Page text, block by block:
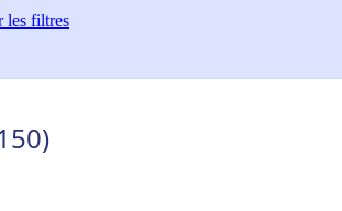
les filtres